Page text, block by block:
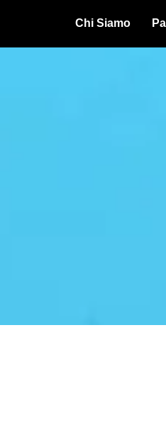
Chi Siamo